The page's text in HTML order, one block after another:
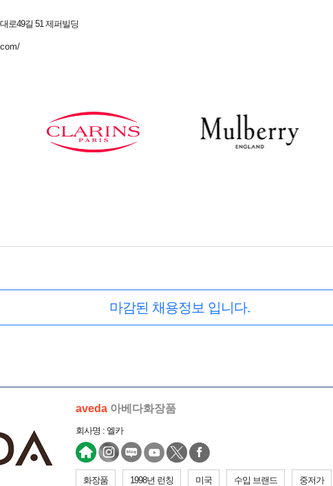
로49길 51 제퍼빌딩
마감된 채용정보 입니다.
aveda 아베다화장품
회사명 : 엘카
화장품 1998년 런칭 미국 수입 브랜드 중저가